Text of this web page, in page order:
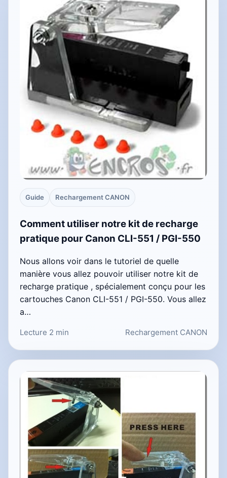
Guide Rechargement CANON
Comment utiliser notre kit de recharge
pratique pour Canon CLI-551 / PGI-550
Nous allons voir dans le tutoriel de quelle
manière vous allez pouvoir utiliser notre kit de
recharge pratique , spécialement conçu pour les
cartouches Canon CLI-551 / PGI-550. Vous allez
a…
Lecture 2 min Rechargement CANON